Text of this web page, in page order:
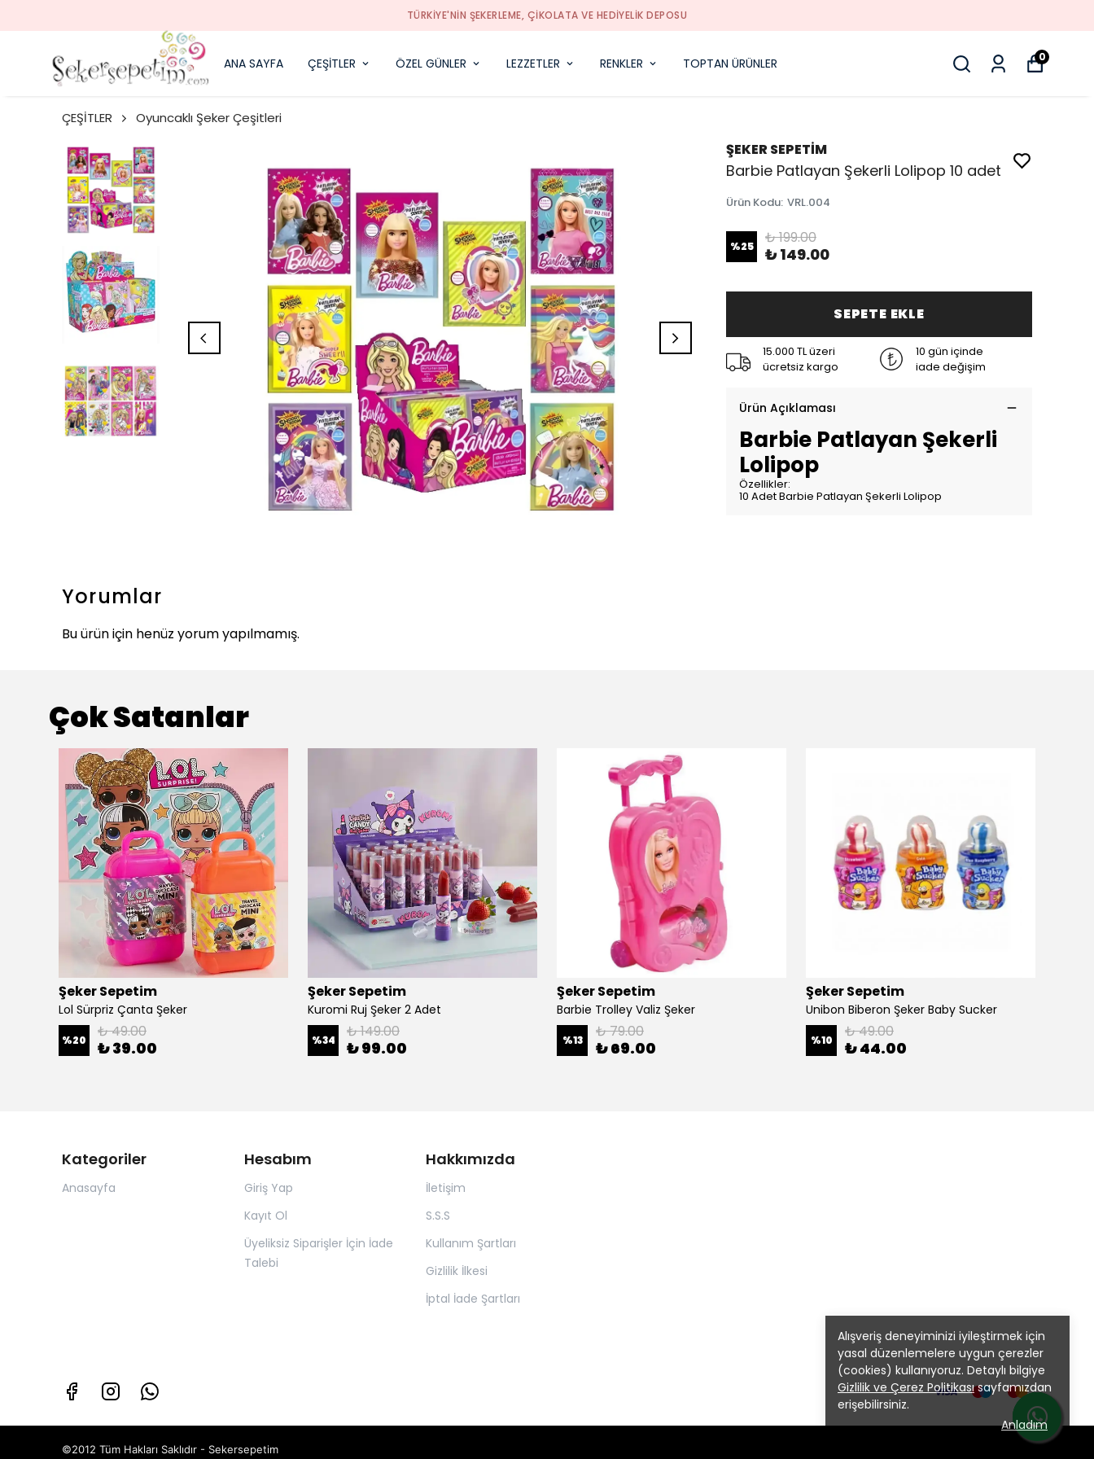
TÜRKIYE'NIN ŞEKERLEME, ÇIKOLATA VE HEDIYELIK DEPOSU
ANA SAYFA ÇEŞİTLER ÖZEL GÜNLER LEZZETLER RENKLER TOPTAN ÜRÜNLER 0
Alışveriş deneyiminizi iyileştirmek için
yasal düzenlemelere uygun çerezler
(cookies) kullanıyoruz. Detaylı bilgiye
Gizlilik ve Çerez Politikasısayfamızdan
erişebilirsiniz.
Anladım
ÇEŞİTLER Oyuncaklı Şeker Çeşitleri
ŞEKER SEPETİM
Barbie Patlayan Şekerli Lolipop 10 adet
Ürün Kodu: VRL.004
%25 ₺ 199.00
₺ 149.00
SEPETE EKLE
15.000 TL üzeri
ücretsiz kargo
10 gün içinde
iade değişim
Ürün Açıklaması
Barbie Patlayan Şekerli
Lolipop
Özellikler:
10 Adet Barbie Patlayan Şekerli Lolipop
Yorumlar
Bu ürün için henüz yorum yapılmamış.
Çok Satanlar
Şeker Sepetim
Lol Sürpriz Çanta Şeker
%20 ₺ 49.00
₺ 39.00
Şeker Sepetim
Kuromi Ruj Şeker 2 Adet
%34 ₺ 149.00
₺ 99.00
Şeker Sepetim
Barbie Trolley Valiz Şeker
%13 ₺ 79.00
₺ 69.00
Şeker Sepetim
Unibon Biberon Şeker Baby Sucker
%10 ₺ 49.00
₺ 44.00
Kategoriler
Anasayfa
Hesabım
Giriş Yap
Kayıt Ol
Üyeliksiz Siparişler İçin İade
Talebi
Hakkımızda
İletişim
S.S.S
Kullanım Şartları
Gizlilik İlkesi
İptal İade Şartları
©2012 Tüm Hakları Saklıdır - Sekersepetim